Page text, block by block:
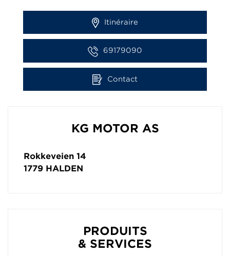
Itinéraire
69179090
Contact
KG MOTOR AS
Rokkeveien 14
1779 HALDEN
PRODUITS
& SERVICES